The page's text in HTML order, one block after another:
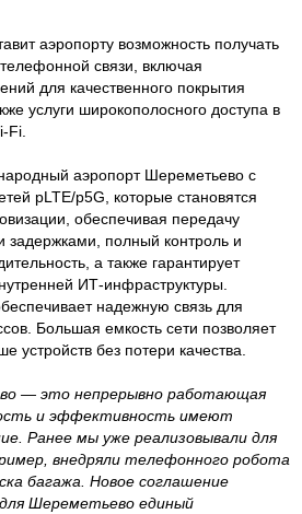
аэропорту возможность получать
связи, включая
для качественного покрытия
услуги широкополосного доступа в
Fi.
аэропорт Шереметьево с
pLTE/p5G, которые становятся
обеспечивая передачу
полный контроль и
а также гарантирует
ИТ-инфраструктуры.
надежную связь для
Большая емкость сети позволяет
устройств без потери качества.
— это непрерывно работающая
и эффективность имеют
Ранее мы уже реализовывали для
внедряли телефонного робота
багажа. Новое соглашение
Шереметьево единый